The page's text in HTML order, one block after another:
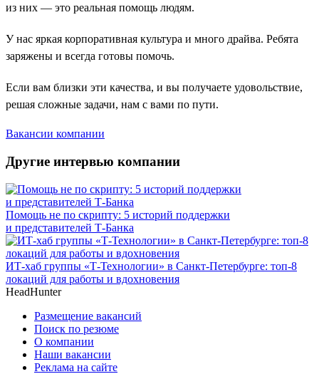
из них — это реальная помощь людям.
У нас яркая корпоративная культура и много драйва. Ребята
заряжены и всегда готовы помочь.
Если вам близки эти качества, и вы получаете удовольствие,
решая сложные задачи, нам с вами по пути.
Вакансии компании
Другие интервью компании
Помощь не по скрипту: 5 историй поддержки
и представителей Т-Банка
ИТ-хаб группы «Т-Технологии» в Санкт-Петербурге: топ-8
локаций для работы и вдохновения
HeadHunter
Размещение вакансий
Поиск по резюме
О компании
Наши вакансии
Реклама на сайте